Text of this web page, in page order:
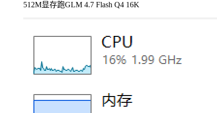
512M显存跑GLM 4.7 Flash Q4 16K